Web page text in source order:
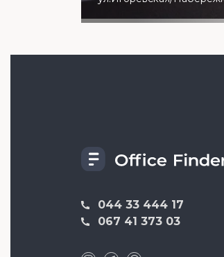
044 33 444 17
067 41 373 03